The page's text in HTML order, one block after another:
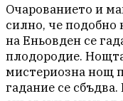
Очарованието и
силно, че подобно
на Еньовден се
плодородие.
мистериозна нощ
гадание се